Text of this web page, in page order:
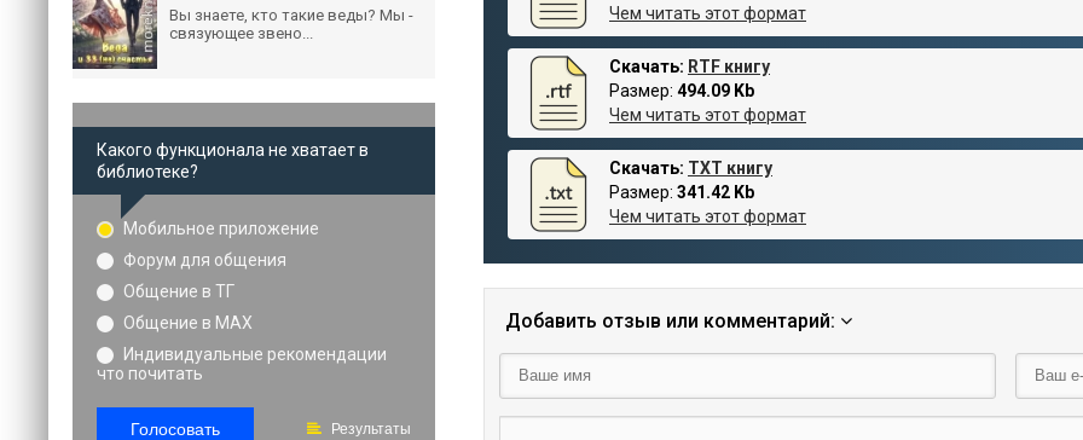
Чем читать этот формат
Скачать: RTF книгу
Размер: 494.09 Kb
Чем читать этот формат
Скачать: TXT книгу
Размер: 341.42 Kb
Чем читать этот формат
Добавить отзыв или комментарий:
Вы знаете, кто такие веды? Мы -
связующее звено...
Какого функционала не хватает в
библиотеке?
Мобильное приложение
Форум для общения
Общение в ТГ
Общение в MAX
Индивидуальные рекомендации
что почитать
Голосовать Результаты